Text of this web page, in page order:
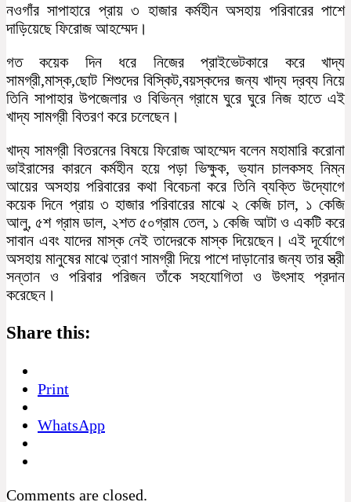
নওগাঁর সাপাহারে প্রায় ৩ হাজার কর্মহীন অসহায় পরিবারের পাশে
দাড়িয়েছে ফিরোজ আহম্মেদ।
গত কয়েক দিন ধরে নিজের প্রাইভেটকারে করে খাদ্য
সামগ্রী,মাস্ক,ছোট শিশুদের বিস্কিট,বয়স্কদের জন্য খাদ্য দ্রব্য নিয়ে
তিনি সাপাহার উপজেলার ও বিভিন্ন গ্রামে ঘুরে ঘুরে নিজ হাতে এই
খাদ্য সামগ্রী বিতরণ করে চলেছেন।
খাদ্য সামগ্রী বিতরনের বিষয়ে ফিরোজ আহম্মেদ বলেন মহামারি করোনা
ভাইরাসের কারনে কর্মহীন হয়ে পড়া ভিক্ষুক, ভ্যান চালকসহ নিম্ন
আয়ের অসহায় পরিবারের কথা বিবেচনা করে তিনি ব্যক্তি উদ্যােগে
কয়েক দিনে প্রায় ৩ হাজার পরিবারের মাঝে ২ কেজি চাল, ১ কেজি
আলু, ৫শ গ্রাম ডাল, ২শত ৫০গ্রাম তেল, ১ কেজি আটা ও একটি করে
সাবান এবং যাদের মাস্ক নেই তাদেরকে মাস্ক দিয়েছেন। এই দূর্যোগে
অসহায় মানুষের মাঝে ত্রাণ সামগ্রী দিয়ে পাশে দাড়ানোর জন্য তার স্ত্রী
সন্তান ও পরিবার পরিজন তাঁকে সহযোগিতা ও উৎসাহ প্রদান
করেছেন।
Share this:
Print
WhatsApp
Comments are closed.